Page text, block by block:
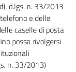
d.lgs. n. 33/2013
e delle
caselle di posta
possa rivolgersi
n. 33/2013)